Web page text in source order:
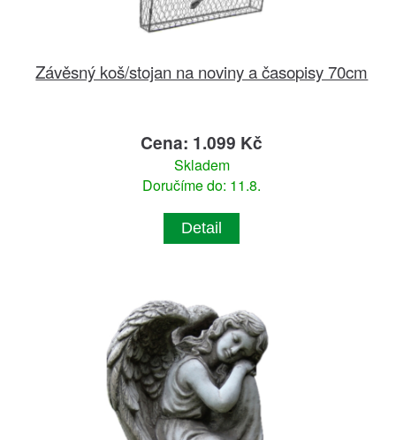
Závěsný koš/stojan na noviny a časopisy 70cm
Cena: 1.099 Kč
Skladem
Doručíme do: 11.8.
Detail